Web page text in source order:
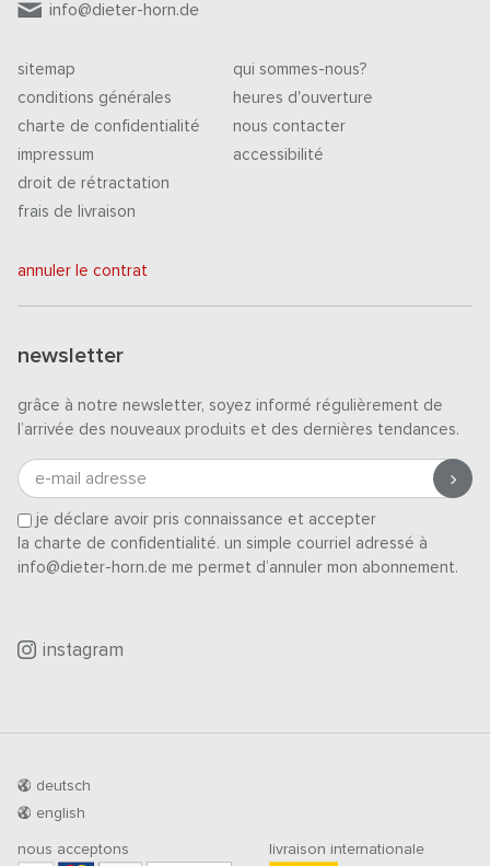
info@dieter-horn.de
sitemap
conditions générales
charte de confidentialité
impressum
droit de rétractation
frais de livraison
qui sommes-nous?
heures d'ouverture
nous contacter
accessibilité
annuler le contrat
newsletter
grâce à notre newsletter, soyez informé régulièrement de
l’arrivée des nouveaux produits et des dernières tendances.
e-mail adresse
je déclare avoir pris connaissance et accepter
la charte de confidentialité. un simple courriel adressé à
info@dieter-horn.de me permet d’annuler mon abonnement.
instagram
deutsch
english
nous acceptons livraison internationale